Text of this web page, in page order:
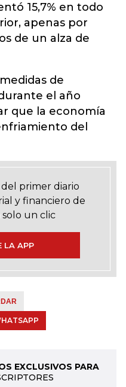
15,7% en todo
apenas por
de un alza de
de
el año
que la economía
del
primer diario
y financiero de
solo un clic
LA APP
EXCLUSIVOS PARA